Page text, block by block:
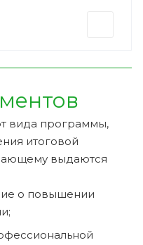
вида программы,
итоговой
выдаются
о повышении